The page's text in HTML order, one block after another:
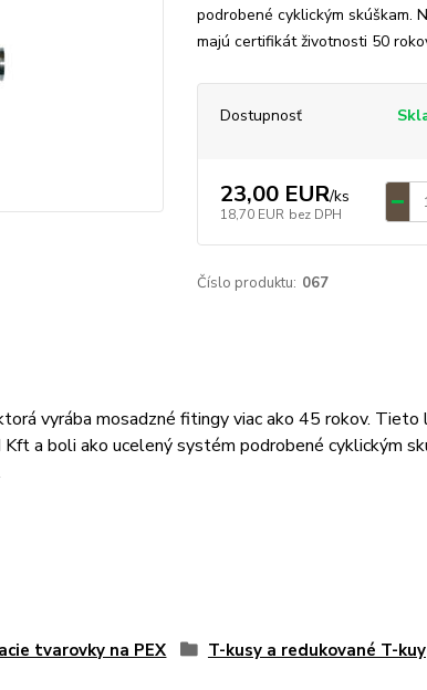
podrobené cyklickým skúškam.
majú certifikát životnosti 50
Dostupnosť
23,00 EUR/ks
18,70 EUR bez DPH
Číslo produktu: 067
vyrába mosadzné fitingy viac ako 45 rokov.
a boli ako ucelený systém podrobené cyklickým
tvarovky na PEX T-kusy a redukované T-kuy